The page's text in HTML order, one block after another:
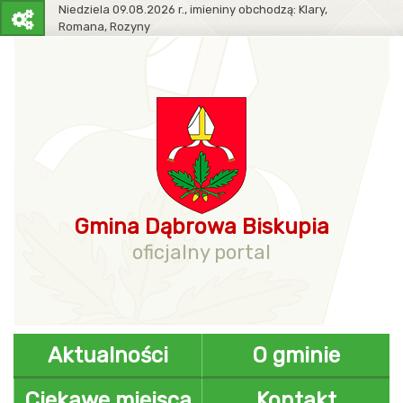
Niedziela 09.08.2026 r., imieniny obchodzą: Klary,
Romana, Rozyny
Gmina Dąbrowa Biskupia
oficjalny portal
Aktualności
O gminie